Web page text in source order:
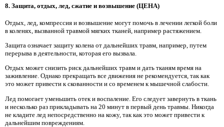
8. Защита, отдых, лед, сжатие и возвышение (ЦЕНА)
Отдых, лед, компрессия и возвышение могут помочь в лечении легкой боли
в коленях, вызванной травмой мягких тканей, например растяжением.
Защита означает защиту колена от дальнейших травм, например, путем
перерыва в деятельности, которая его вызвала.
Отдых может снизить риск дальнейших травм и дать тканям время на
заживление. Однако прекращать все движения не рекомендуется, так как
это может привести к скованности и со временем к мышечной слабости.
Лед помогает уменьшить отек и воспаление. Его следует завернуть в ткань
и несколько раз прикладывать на 20 минут в первый день травмы. Никогда
не кладите лед непосредственно на кожу, так как это может привести к
дальнейшим повреждениям.